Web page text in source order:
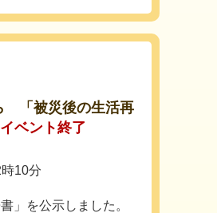
「被災後の生活再
イベント終了
10分
」を公示しました。